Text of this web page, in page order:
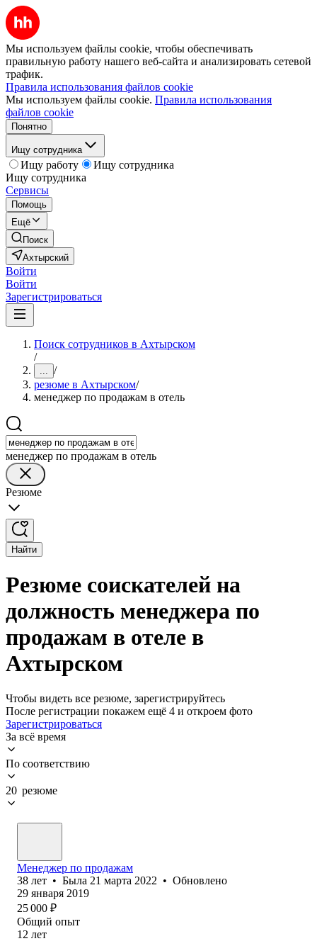
Мы используем файлы cookie, чтобы обеспечивать
правильную работу нашего веб-сайта и анализировать сетевой
трафик.
Правила использования файлов cookie
Мы используем файлы cookie. Правила использования
файлов cookie
Понятно
Ищу сотрудника
Ищу работу
Ищу сотрудника
Ищу сотрудника
Сервисы
Помощь
Ещё
Поиск
Ахтырский
Войти
Войти
Зарегистрироваться
Поиск сотрудников в Ахтырском
/
... /
резюме в Ахтырском/
менеджер по продажам в отель
менеджер по продажам в отель
Резюме
Найти
Резюме соискателей на
должность менеджера по
продажам в отеле в
Ахтырском
Чтобы видеть все резюме, зарегистрируйтесь
После регистрации покажем ещё 4 и откроем фото
Зарегистрироваться
За всё время
По соответствию
20 резюме
Менеджер по продажам
38 лет • Была 21 марта 2022 • Обновлено
29 января 2019
25 000 ₽
Общий опыт
12 лет